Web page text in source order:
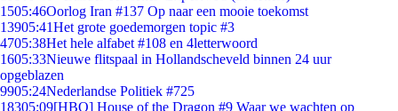
1505:46Oorlog Iran #137 Op naar een mooie toekomst
13905:41Het grote goedemorgen topic #3
4705:38Het hele alfabet #108 en 4letterwoord
1605:33Nieuwe flitspaal in Hollandscheveld binnen 24 uur
opgeblazen
9905:24Nederlandse Politiek #725
18305:09[HBO] House of the Dragon #9 Waar we wachten op